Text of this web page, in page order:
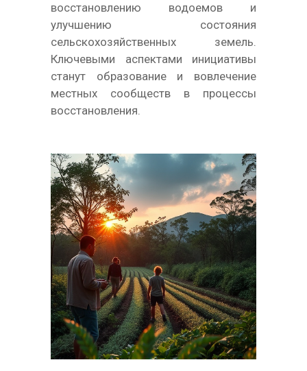
восстановлению водоемов и
улучшению состояния
сельскохозяйственных земель.
Ключевыми аспектами инициативы
станут образование и вовлечение
местных сообществ в процессы
восстановления.